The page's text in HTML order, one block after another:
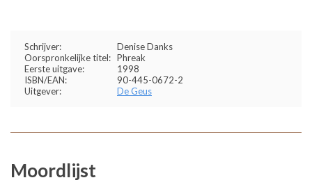
Schrijver:
Denise Danks
Oorspronkelijke titel: Phreak
Eerste uitgave:
1998
ISBN/EAN:
90-445-0672-2
Uitgever:
De Geus
Moordlijst